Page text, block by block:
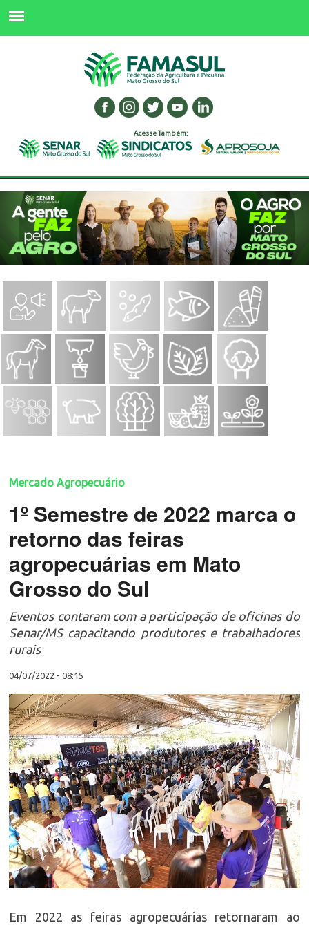
Acesse Também:
Mercado Agropecuário
1º Semestre de 2022 marca o
retorno das feiras
agropecuárias em Mato
Grosso do Sul
Eventos contaram com a participação de oficinas do
Senar/MS capacitando produtores e trabalhadores
rurais
04/07/2022 - 08:15
Em 2022 as feiras agropecuárias retornaram ao